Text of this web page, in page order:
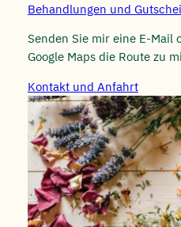
Behandlungen und
Senden Sie mir eine E-Mail
Google Maps die Route zu
Kontakt und Anfahrt